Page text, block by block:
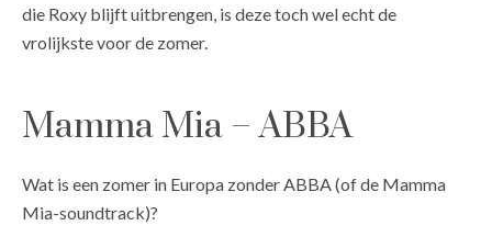
die Roxy blijft uitbrengen, is deze toch wel echt de
vrolijkste voor de zomer.
Mamma Mia – ABBA
Wat is een zomer in Europa zonder ABBA (of de Mamma
Mia-soundtrack)?